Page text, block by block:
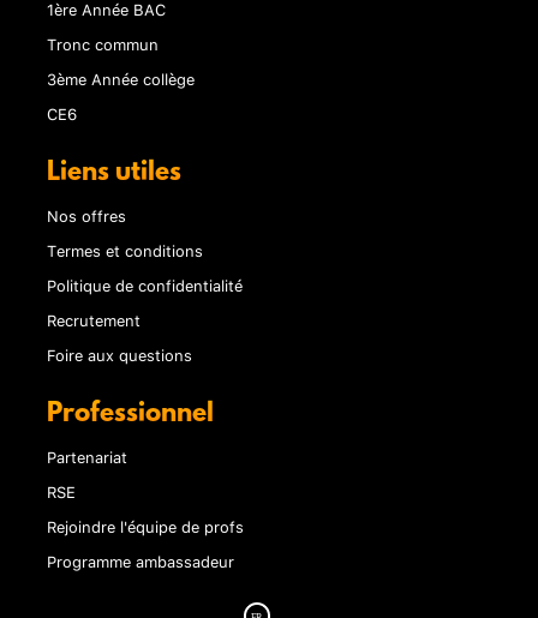
1ère Année BAC
Tronc commun
3ème Année collège
CE6
Liens utiles
Nos offres
Termes et conditions
Politique de confidentialité
Recrutement
Foire aux questions
Professionnel
Partenariat
RSE
Rejoindre l'équipe de profs
Programme ambassadeur